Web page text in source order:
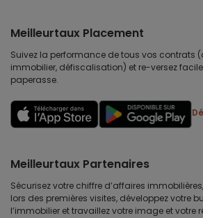
Meilleurtaux Placement
Suivez la performance de tous vos contrats
immobilier, défiscalisation) et re-versez
paperasse.
Meilleurtaux Partenaires
Sécurisez votre chiffre d’affaires
lors des premières visites, développez votre
l’immobilier et travaillez votre image et votre